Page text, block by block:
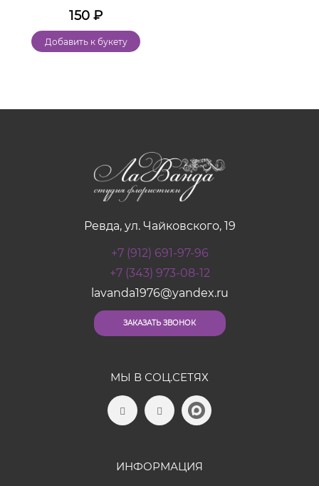
150 ₽
Добавить к букету
Ревда, ул. Чайковского, 19
+7 (912) 691-97-96
+7 (343) 973-08-12
lavanda1976@yandex.ru
ЗАКАЗАТЬ ЗВОНОК
МЫ В СОЦ.СЕТЯХ
ИНФОРМАЦИЯ